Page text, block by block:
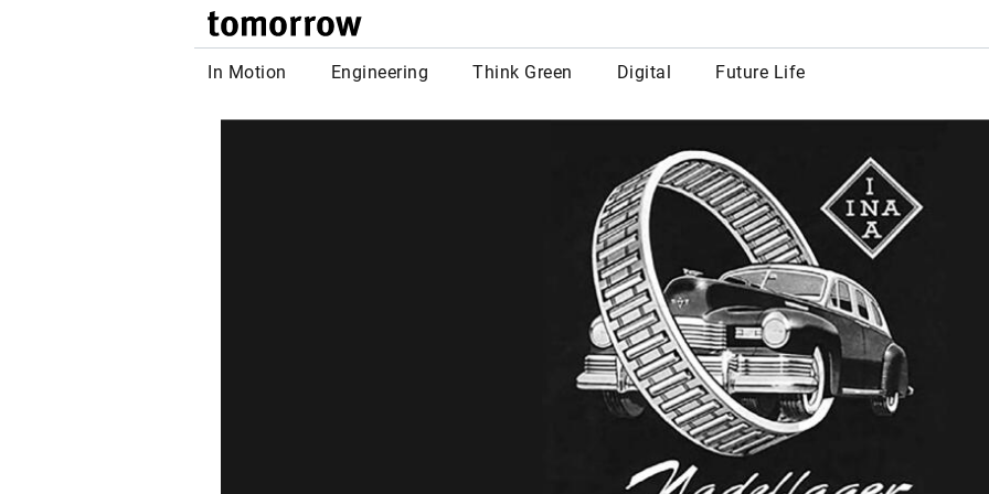
tomorrow
In Motion Engineering Think Green Digital Future Life